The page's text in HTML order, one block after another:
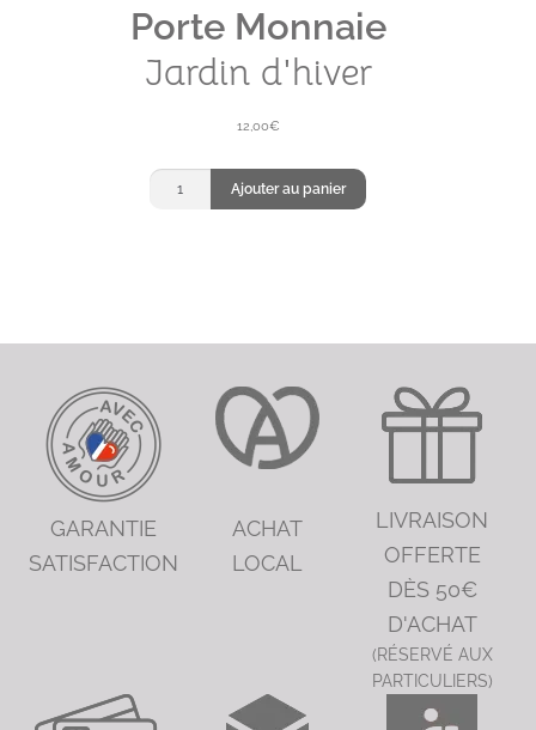
Porte Monnaie
Jardin d'hiver
12,00€
quantité
Ajouter au panier
GARANTIE
SATISFACTION
ACHAT
LOCAL
LIVRAISON
OFFERTE
DÈS 50€
D'ACHAT
(RÉSERVÉ AUX
PARTICULIERS)